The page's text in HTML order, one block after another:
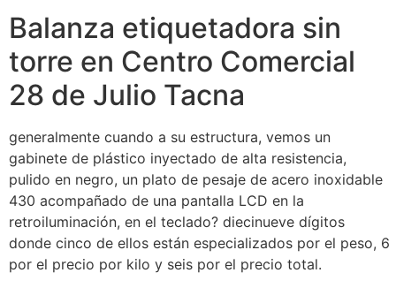
Balanza etiquetadora sin
torre en Centro Comercial
28 de Julio Tacna
generalmente cuando a su estructura, vemos un
gabinete de plástico inyectado de alta resistencia,
pulido en negro, un plato de pesaje de acero inoxidable
430 acompañado de una pantalla LCD en la
retroiluminación, en el teclado? diecinueve dígitos
donde cinco de ellos están especializados por el peso, 6
por el precio por kilo y seis por el precio total.